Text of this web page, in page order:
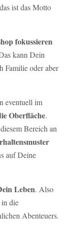
ist das Motto
fokussieren
kann Dein
Familie oder aber
eventuell im
Oberfläche.
Bereich an
auf Deine
Leben. Also
die
Abenteuers.